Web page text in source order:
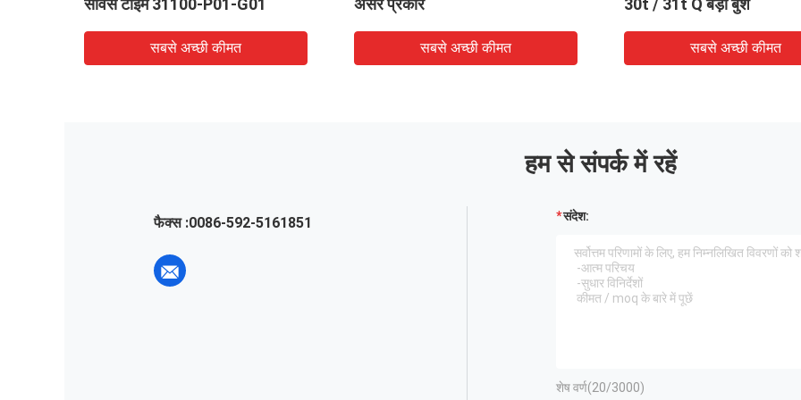
सर्विस टाइम 31100-P01-G01
सबसे अच्छी कीमत
असर प्रकार
सबसे अच्छी कीमत
30t / 31t Q बड़ी बुश
सबसे अच्छी कीमत
हम से संपर्क में रहें
फैक्स :0086-592-5161851 संदेश:
शेष वर्ण(20/3000)